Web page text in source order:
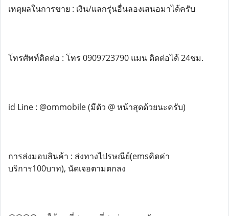
เหตุผลในการขาย : เงิน/แลกรุ่นอื่นลองเสนอมาได้ครับ
โทรศัพท์ติดต่อ : โทร 0909723790 แมน ติดต่อได้ 24ชม.
id Line : @ommobile (มีตัว @ หน้าสุดด้วยนะครับ)
การส่งมอบสินค้า : ส่งทางไปรษณีย์(emsคิดค่า
บริการ100บาท), นัดเจอตามตกลง